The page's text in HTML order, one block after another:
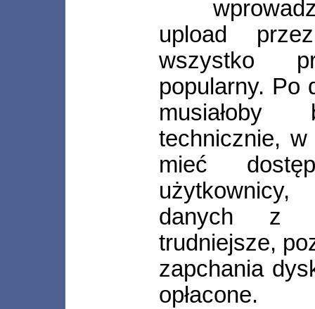
upload
wszystko
popularny. Po
musiałoby
technicznie,
mieć
użytkownicy,
danych z
trudniejsze,
zapchania
opłacone.